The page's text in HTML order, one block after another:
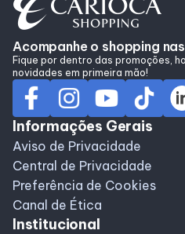
Programa de benefícios
Acompanhe o shopping
Fique por dentro das promoções,
novidades em primeira mão!
Informações Gerais
Aviso de Privacidade
Central de Privacidade
Preferência de Cookies
Canal de Ética
Institucional